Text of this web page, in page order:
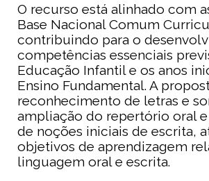
O recurso está alinhado com
Base Nacional Comum
contribuindo para o
competências essenciais
Educação Infantil e os anos
Ensino Fundamental. A
reconhecimento de letras e
ampliação do repertório oral
de noções iniciais de escrita,
objetivos de aprendizagem
linguagem oral e escrita.